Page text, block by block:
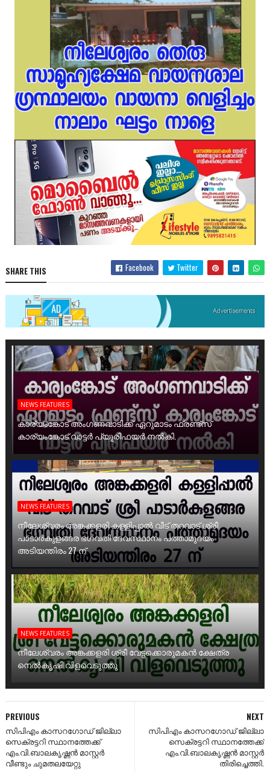
SHARE THIS Facebook Twitter
NEWS FEATURES
കാര്യംങ്കോട് അംഗണവാടിക്ക് ഏറുമാടം ഫ്രണ്ട്സ്
കാര്യംങ്കോട് വാട്ടർ പ്യൂരിഫയർ നൽകി.
NEWS FEATURES
നീലേശ്വരം അങ്കക്കളരി കള്ളിപ്പാൽ വീട് തറവാട് ശ്രീ
പാടാർകുളങ്ങര ഭഗവതി ദേവസ്ഥാനം പത്താമുദയം
അടിയന്തിരം 27 ന്
NEWS FEATURES
നീലേശ്വരം അങ്കക്കളരി ശ്രീ വേട്ടക്കൊരുമകൻ ക്ഷേത്ര
നെൽകൃഷി വിളവെടുത്തു
NEXT
സിപിഎം കാസറഗോഡ് ജില്ലാ
സെക്രട്ടറി സ്ഥാനത്തേക്ക്
എം.വി.ബാലകൃഷ്ണൻ മാസ്റ്റർ
തിരിച്ചെത്തി.
PREVIOUS
സിപിഎം കാസറഗോഡ് ജില്ലാ
സെക്രട്ടറി സ്ഥാനത്തേക്ക്
എം.വി.ബാലകൃഷ്ണൻ മാസ്റ്റർ
വീണ്ടും ചുമതലയേറ്റു